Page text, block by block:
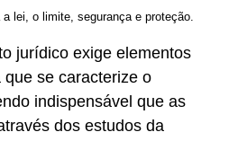
lei, o limite, segurança e proteção.
jurídico exige elementos
se caracterize o
indispensável que as
dos estudos da